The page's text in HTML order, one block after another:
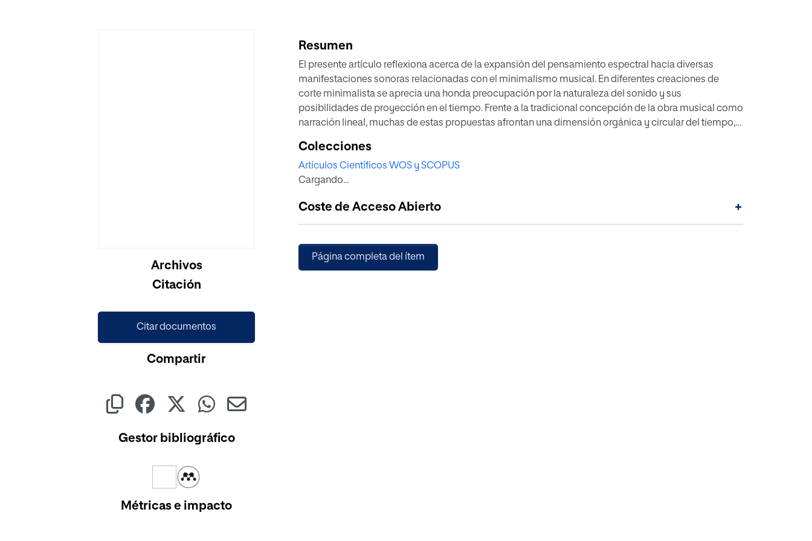
Archivos
Citación
Citar documentos
Compartir
Gestor bibliográfico
Métricas e impacto
Resumen
El presente artículo reflexiona acerca de la expansión del pensamiento espectral hacia diversas
manifestaciones sonoras relacionadas con el minimalismo musical. En diferentes creaciones de
corte minimalista se aprecia una honda preocupación por la naturaleza del sonido y sus
posibilidades de proyección en el tiempo. Frente a la tradicional concepción de la obra musical como
narración lineal, muchas de estas propuestas afrontan una dimensión orgánica y circular del tiempo,
artista sonoro y performer español Llorenç Barber (n. 1948) representa un valioso ejemplo de
espectralismo heterodoxo de enfoque minimalista. Sus creaciones para voz difónica y campanas
exploran, desde una perspectiva empírica e intuitiva, las propiedades acústicas del sonido. De este
edifica su discurso sonoro.
Colecciones
Artículos Científicos WOS y SCOPUS
Cargando...
Coste de Acceso Abierto +
Página completa del ítem